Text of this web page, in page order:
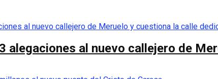
alegaciones al nuevo callejero de